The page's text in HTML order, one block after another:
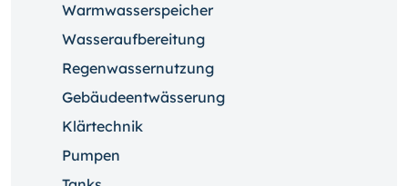
Warmwasserspeicher
Wasseraufbereitung
Regenwassernutzung
Gebäudeentwässerung
Klärtechnik
Pumpen